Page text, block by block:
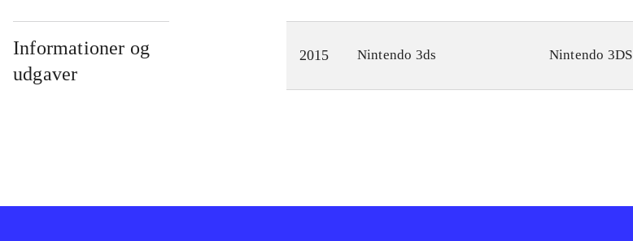
Informationer og
udgaver
2015 Nintendo 3ds Nintendo 3DS